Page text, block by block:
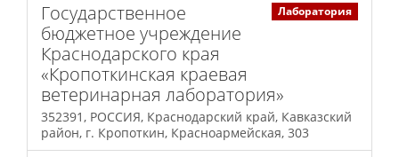
Лаборатория
Государственное
бюджетное учреждение
Краснодарского края
«Кропоткинская краевая
ветеринарная лаборатория»
352391, РОССИЯ, Краснодарский край, Кавказский
район, г. Кропоткин, Красноармейская, 303